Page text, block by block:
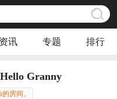
资讯 专题 排行
Granny
房间。